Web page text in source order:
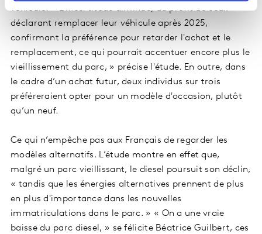
véhicule. « L'incertitude diminue, au profit de ceux
déclarant remplacer leur véhicule après 2025,
confirmant la préférence pour retarder l'achat et le
remplacement, ce qui pourrait accentuer encore plus le
vieillissement du parc, » précise l'étude. En outre, dans
le cadre d’un achat futur, deux individus sur trois
préféreraient opter pour un modèle d'occasion, plutôt
qu’un neuf.
Ce qui n’empêche pas aux Français de regarder les
modèles alternatifs. L’étude montre en effet que,
malgré un parc vieillissant, le diesel poursuit son déclin,
« tandis que les énergies alternatives prennent de plus
en plus d'importance dans les nouvelles
immatriculations dans le parc. » « On a une vraie
baisse du parc diesel, » se félicite Béatrice Guilbert, ces